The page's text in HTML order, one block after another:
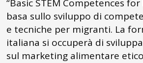
“Basic STEM Competences
basa sullo sviluppo di
e tecniche per migranti. La
italiana si occuperà di
sul marketing alimentare etico